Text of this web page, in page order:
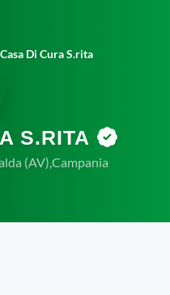
Casa Di Cura S.rita
S.RITA
(AV),Campania